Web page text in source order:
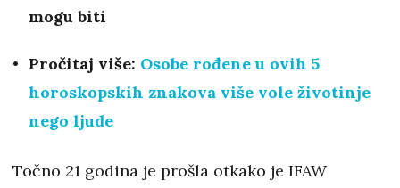
mogu biti
Pročitaj više: Osobe rođene u ovih 5
horoskopskih znakova više vole životinje
nego ljude
Točno 21 godina je prošla otkako je IFAW